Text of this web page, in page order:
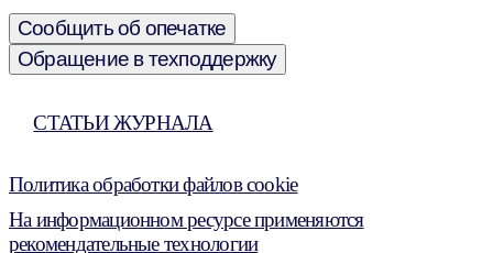
Сообщить об опечатке
Обращение в техподдержку
СТАТЬИ ЖУРНАЛА
Политика обработки файлов cookie
На информационном ресурсе применяются
рекомендательные технологии